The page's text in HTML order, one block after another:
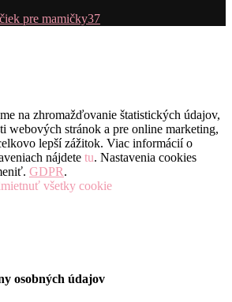
pre mamičky37
na zhromažďovanie štatistických údajov,
webových stránok a pre online marketing,
lepší zážitok. Viac informácií o
nájdete tu. Nastavenia cookies
GDPR.
všetky cookie
osobných údajov